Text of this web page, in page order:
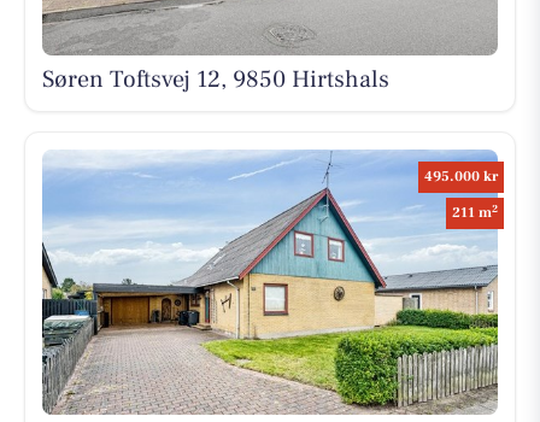
Søren Toftsvej 12, 9850 Hirtshals
495.000 kr
211 m2